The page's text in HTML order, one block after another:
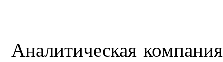
Аналитическая